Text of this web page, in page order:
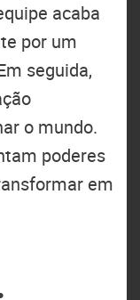
acaba
por um
seguida,
o mundo.
poderes
em